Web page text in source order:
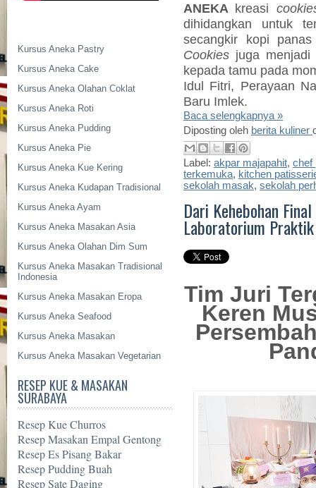
Kursus Aneka Pastry
Kursus Aneka Cake
Kursus Aneka Olahan Coklat
Kursus Aneka Roti
Kursus Aneka Pudding
Kursus Aneka Pie
Kursus Aneka Kue Kering
Kursus Aneka Kudapan Tradisional
Kursus Aneka Ayam
Kursus Aneka Masakan Asia
Kursus Aneka Olahan Dim Sum
Kursus Aneka Masakan Tradisional
Indonesia
Kursus Aneka Masakan Eropa
Kursus Aneka Seafood
Kursus Aneka Masakan
Kursus Aneka Masakan Vegetarian
RESEP KUE & MASAKAN
SURABAYA
Resep Kue Churros
Resep Masakan Empal Gentong
Resep Es Pisang Bakar
Resep Pudding Buah
Resep Sate Daging
ANEKA kreasi
dihidangkan untuk
secangkir kopi
Cookies juga
kepada tamu pada
Idul Fitri, Perayaan
Baru Imlek.
Baca selengkapnya »
Diposting oleh berita kuliner
Label: akpar majapahit, chef
terkemuka, kitchen
sekolah masak, sekolah
Dari Kehebohan
Laboratorium
Tim Juri
Keren